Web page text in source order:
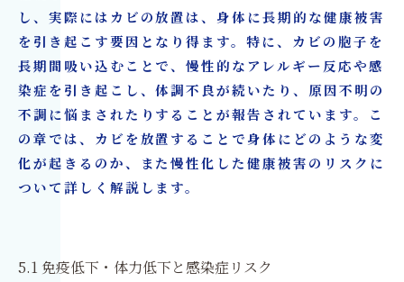
し、実際にはカビの放置は、身体に長期的な健康被害
を引き起こす要因となり得ます。特に、カビの胞子を
長期間吸い込むことで、慢性的なアレルギー反応や感
染症を引き起こし、体調不良が続いたり、原因不明の
不調に悩まされたりすることが報告されています。こ
の章では、カビを放置することで身体にどのような変
化が起きるのか、また慢性化した健康被害のリスクに
ついて詳しく解説します。
5.1 免疫低下・体力低下と感染症リスク